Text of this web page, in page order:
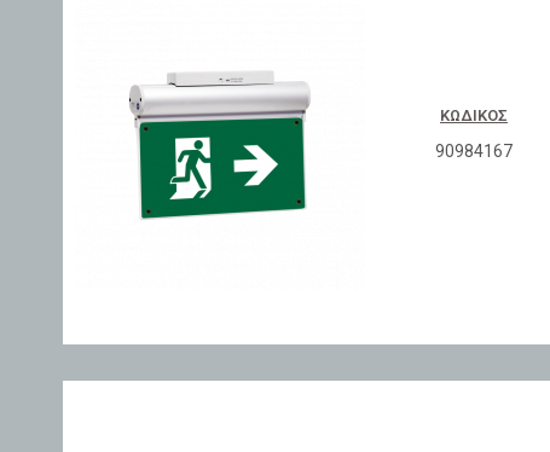
ΚΩΔΙΚΌΣ
90984167